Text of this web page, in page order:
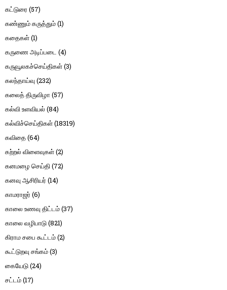
கட்டுரை (57)
கண்ணும் கருத்தும்(1)
கதைகள்(1)
கருணை அடிப்படை (4)
கருவூலகச்செய்திகள்(3)
கலந்தாய்வு (232)
கலைத் திருவிழா (57)
கல்வி உளவியல் (84)
கல்விச்செய்திகள்(18319)
கவிதை(64)
கற்றல் விளைவுகள்(2)
கனமழை செய்தி (72)
கனவு ஆசிரியர் (14)
காமராஜர் (6)
காலை உணவு திட்டம்(37)
காலை வழிபாடு(821)
கிராம சபை கூட்டம்(2)
கூட்டுறவு சங்கம்(3)
கையேடு(24)
சட்டம்(17)